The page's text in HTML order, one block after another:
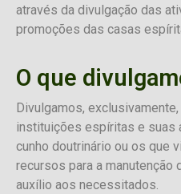
através da divulgação das
promoções das casas
O que
Divulgamos,
instituições espíritas e suas
cunho doutrinário ou os que
recursos para a
auxílio aos necessitados.